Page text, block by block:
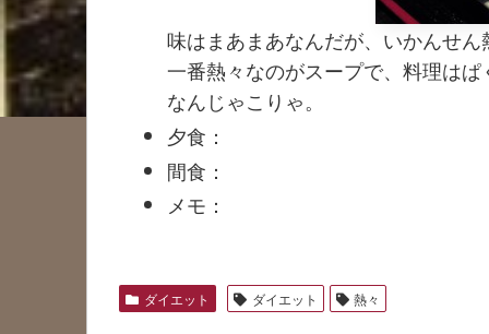
味はまあまあなんだが、いかんせん
一番熱々なのがスープで、料理は
なんじゃこりゃ。
夕食：
間食：
メモ：
ダイエット ダイエット 熱々